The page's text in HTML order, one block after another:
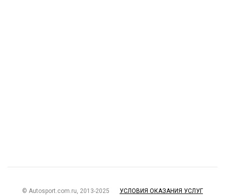
© Autosport.com.ru, 2013-2025 УСЛОВИЯ ОКАЗАНИЯ УСЛУГ